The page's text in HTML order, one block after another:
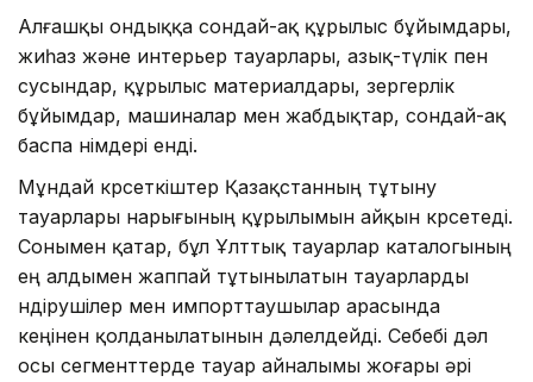
Алғашқы ондыққа сондай-ақ құрылыс бұйымдары,
жиһаз және интерьер тауарлары, азық-түлік пен
сусындар, құрылыс материалдары, зергерлік
бұйымдар, машиналар мен жабдықтар, сондай-ақ
баспа өнімдері енді.
Мұндай көрсеткіштер Қазақстанның тұтыну
тауарлары нарығының құрылымын айқын көрсетеді.
Сонымен қатар, бұл Ұлттық тауарлар каталогының
ең алдымен жаппай тұтынылатын тауарларды
өндірушілер мен импорттаушылар арасында
кеңінен қолданылатынын дәлелдейді. Себебі дәл
осы сегменттерде тауар айналымы жоғары әрі